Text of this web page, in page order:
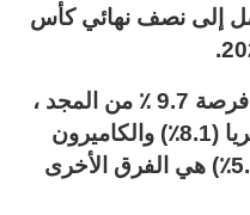
إلى نصف نهائي كأس
الجزائر هي المرشح الرابع مع فرصة 9.7 ٪ من المجد ،
في حين أن مصر (8.5٪) ونيجيريا (8.1٪) والكاميرون
(7.4٪) وتونس (6.3٪) وغانا (5.3٪) هي الفرق الأخرى